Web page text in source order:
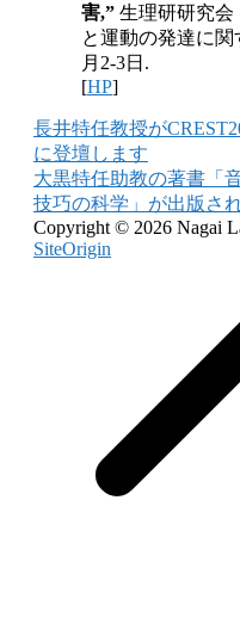
害,” 生理研研究会
と運動の発達に関
月2-3日.
[HP]
Post
navigation
長井特任教授が
に登壇します
大黒特任助教の著書「
技巧の科学」が出版さ
Copyright © 2026 Nagai
SiteOrigin